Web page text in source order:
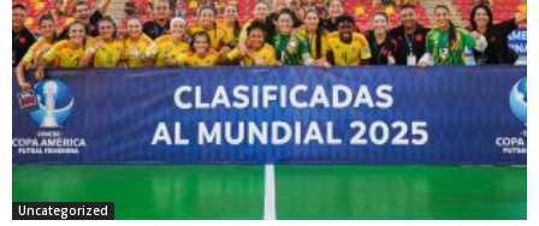
Uncategorized